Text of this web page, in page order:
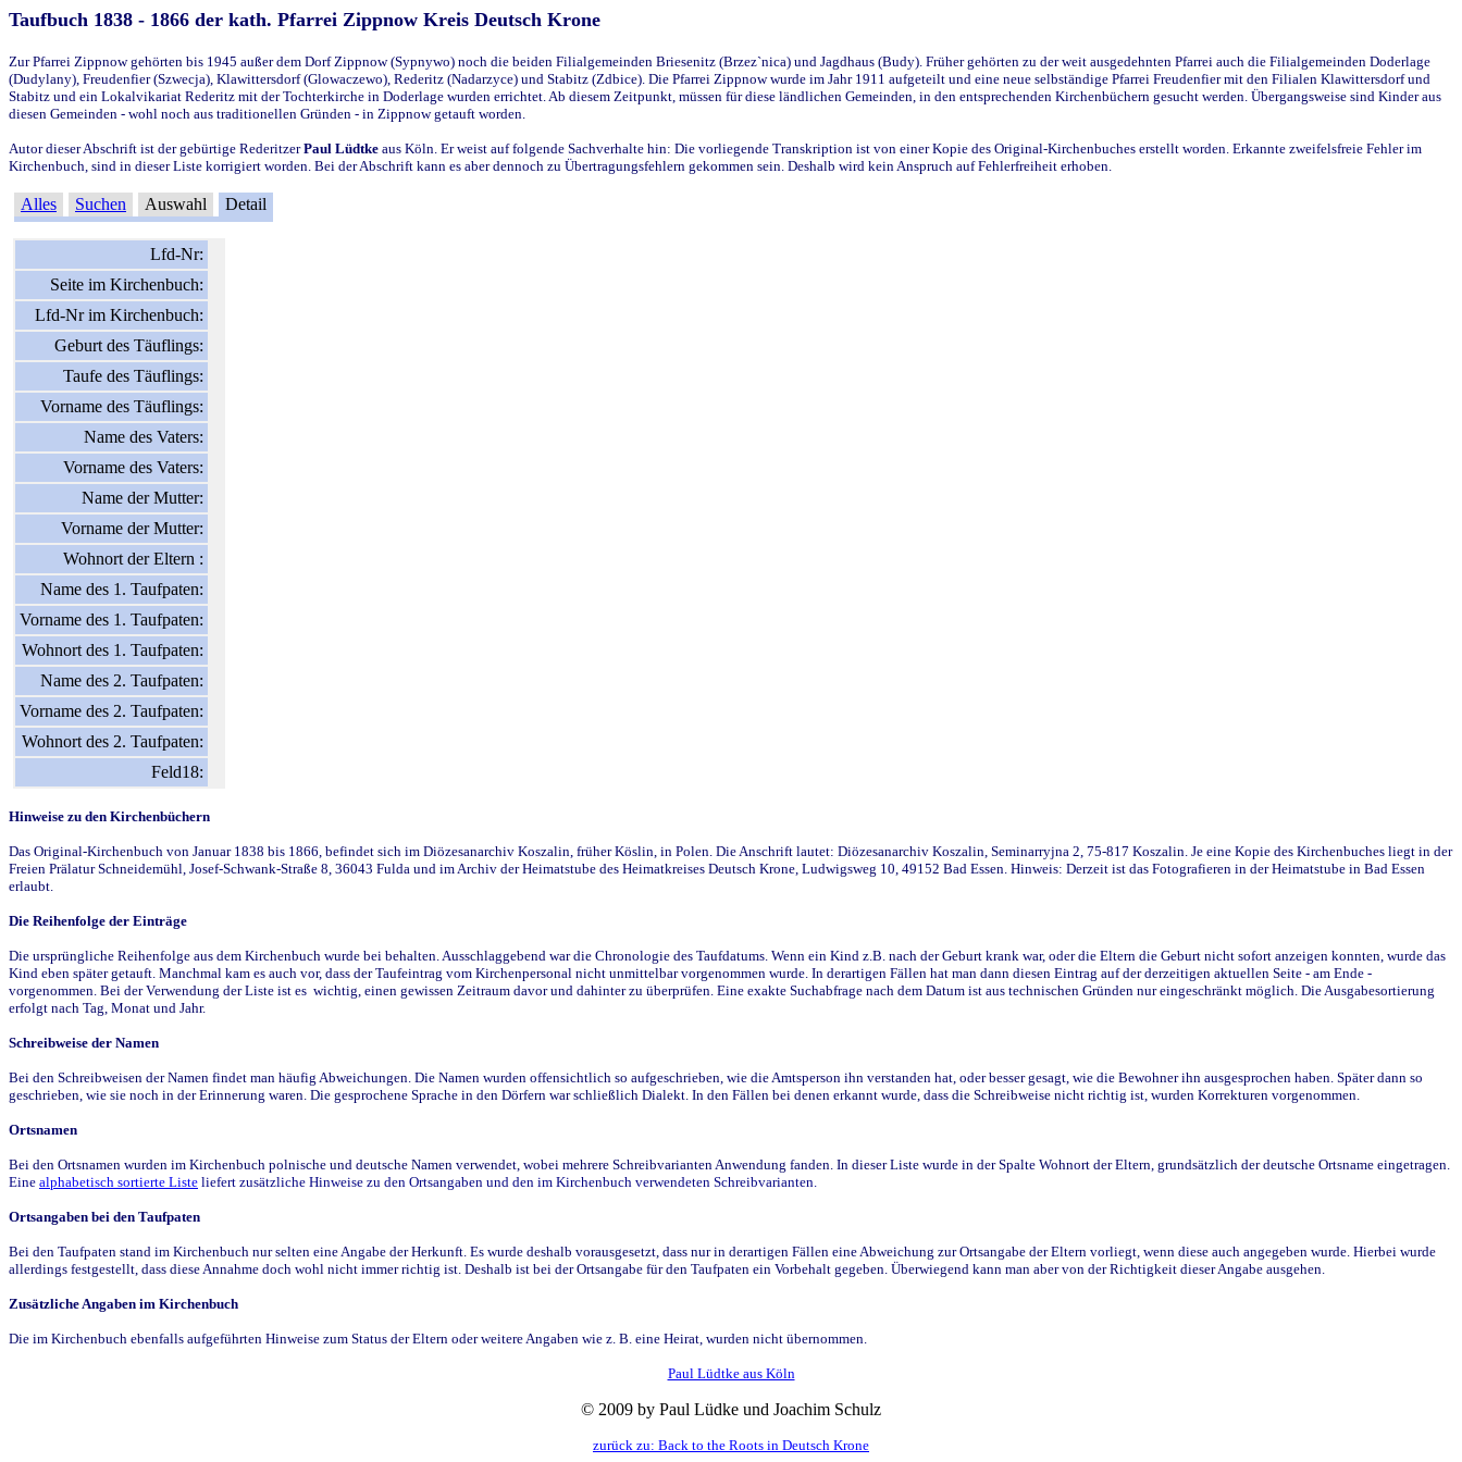
Taufbuch 1838 - 1866 der kath. Pfarrei Zippnow Kreis Deutsch Krone
Zur Pfarrei Zippnow gehörten bis 1945 außer dem Dorf Zippnow (Sypnywo) noch die beiden Filialgemeinden Briesenitz (Brzez`nica) und Jagdhaus (Budy). Früher gehörten zu der weit ausgedehnten Pfarrei auch die Filialgemeinden Doderlage
(Dudylany), Freudenfier (Szwecja), Klawittersdorf (Glowaczewo), Rederitz (Nadarzyce) und Stabitz (Zdbice). Die Pfarrei Zippnow wurde im Jahr 1911 aufgeteilt und eine neue selbständige Pfarrei Freudenfier mit den Filialen Klawittersdorf und
Stabitz und ein Lokalvikariat Rederitz mit der Tochterkirche in Doderlage wurden errichtet. Ab diesem Zeitpunkt, müssen für diese ländlichen Gemeinden, in den entsprechenden Kirchenbüchern gesucht werden. Übergangsweise sind Kinder aus
diesen Gemeinden - wohl noch aus traditionellen Gründen - in Zippnow getauft worden.
Autor dieser Abschrift ist der gebürtige RederitzerPaul Lüdtke aus Köln. Er weist auf folgende Sachverhalte hin: Die vorliegende Transkription ist von einer Kopie des Original-Kirchenbuches erstellt worden. Erkannte zweifelsfreie Fehler im
Kirchenbuch, sind in dieser Liste korrigiert worden. Bei der Abschrift kann es aber dennoch zu Übertragungsfehlern gekommen sein. Deshalb wird kein Anspruch auf Fehlerfreiheit erhoben.
Alles Suchen Auswahl Detail
Lfd-Nr:
Seite im Kirchenbuch:
Lfd-Nr im Kirchenbuch:
Geburt des Täuflings:
Taufe des Täuflings:
Vorname des Täuflings:
Name des Vaters:
Vorname des Vaters:
Name der Mutter:
Vorname der Mutter:
Wohnort der Eltern :
Name des 1. Taufpaten:
Vorname des 1. Taufpaten:
Wohnort des 1. Taufpaten:
Name des 2. Taufpaten:
Vorname des 2. Taufpaten:
Wohnort des 2. Taufpaten:
Feld18:
Hinweise zu den Kirchenbüchern
Das Original-Kirchenbuch von Januar 1838 bis 1866, befindet sich im Diözesanarchiv Koszalin, früher Köslin, in Polen. Die Anschrift lautet: Diözesanarchiv Koszalin, Seminarryjna 2, 75-817 Koszalin. Je eine Kopie des Kirchenbuches liegt in der
Freien Prälatur Schneidemühl, Josef-Schwank-Straße 8, 36043 Fulda und im Archiv der Heimatstube des Heimatkreises Deutsch Krone, Ludwigsweg 10, 49152 Bad Essen. Hinweis: Derzeit ist das Fotografieren in der Heimatstube in Bad Essen
erlaubt.
Die Reihenfolge der Einträge
Die ursprüngliche Reihenfolge aus dem Kirchenbuch wurde bei behalten. Ausschlaggebend war die Chronologie des Taufdatums. Wenn ein Kind z.B. nach der Geburt krank war, oder die Eltern die Geburt nicht sofort anzeigen konnten, wurde das
Kind eben später getauft. Manchmal kam es auch vor, dass der Taufeintrag vom Kirchenpersonal nicht unmittelbar vorgenommen wurde. In derartigen Fällen hat man dann diesen Eintrag auf der derzeitigen aktuellen Seite - am Ende -
vorgenommen. Bei der Verwendung der Liste ist es wichtig, einen gewissen Zeitraum davor und dahinter zu überprüfen. Eine exakte Suchabfrage nach dem Datum ist aus technischen Gründen nur eingeschränkt möglich. Die Ausgabesortierung
erfolgt nach Tag, Monat und Jahr.
Schreibweise der Namen
Bei den Schreibweisen der Namen findet man häufig Abweichungen. Die Namen wurden offensichtlich so aufgeschrieben, wie die Amtsperson ihn verstanden hat, oder besser gesagt, wie die Bewohner ihn ausgesprochen haben. Später dann so
geschrieben, wie sie noch in der Erinnerung waren. Die gesprochene Sprache in den Dörfern war schließlich Dialekt. In den Fällen bei denen erkannt wurde, dass die Schreibweise nicht richtig ist, wurden Korrekturen vorgenommen.
Ortsnamen
Bei den Ortsnamen wurden im Kirchenbuch polnische und deutsche Namen verwendet, wobei mehrere Schreibvarianten Anwendung fanden. In dieser Liste wurde in der Spalte Wohnort der Eltern, grundsätzlich der deutsche Ortsname eingetragen.
Eine alphabetisch sortierte Liste liefert zusätzliche Hinweise zu den Ortsangaben und den im Kirchenbuch verwendeten Schreibvarianten.
Ortsangaben bei den Taufpaten
Bei den Taufpaten stand im Kirchenbuch nur selten eine Angabe der Herkunft. Es wurde deshalb vorausgesetzt, dass nur in derartigen Fällen eine Abweichung zur Ortsangabe der Eltern vorliegt, wenn diese auch angegeben wurde. Hierbei wurde
allerdings festgestellt, dass diese Annahme doch wohl nicht immer richtig ist. Deshalb ist bei der Ortsangabe für den Taufpaten ein Vorbehalt gegeben. Überwiegend kann man aber von der Richtigkeit dieser Angabe ausgehen.
Zusätzliche Angaben im Kirchenbuch
Die im Kirchenbuch ebenfalls aufgeführten Hinweise zum Status der Eltern oder weitere Angaben wie z. B. eine Heirat, wurden nicht übernommen.
Paul Lüdtke aus Köln
© 2009 by Paul Lüdke und Joachim Schulz
zurück zu: Back to the Roots in Deutsch Krone